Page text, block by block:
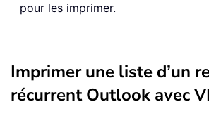
pour les imprimer.
Imprimer une liste d’un
récurrent Outlook avec